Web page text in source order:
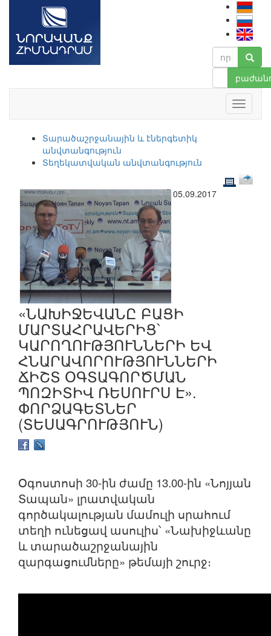
Տարածաշրջանային և էներգետիկ
անվտանգություն
Տեղեկատվական անվտանգություն
05.09.2017
«ՆԱԽԻՋԵՎԱՆԸ ԲԱՑԻ
ՄԱՐՏԱՀՐԱՎԵՐԻՑ՝
ԿԱՐՈՂՈՒԹՅՈՒՆՆԵՐԻ ԵՎ
ՀՆԱՐԱՎՈՐՈՒԹՅՈՒՆՆԵՐԻ
ՃԻՇՏ ՕԳՏԱԳՈՐԾՄԱՆ
ՊՈԶԻՏԻՎ ՌԵՍՈՒՐՍ Է».
ՓՈՐՁԱԳԵՏՆԵՐ
(ՏԵՍԱԳՐՈՒԹՅՈՒՆ)
Օգոստոսի 30-ին ժամը 13.00-ին «Նոյյան
Տապան» լրատվական
գործակալության մամուլի սրահում
տեղի ունեցավ ասուլիս՝ «Նախիջևանը
և տարածաշրջանային
զարգացումները» թեմայի շուրջ։